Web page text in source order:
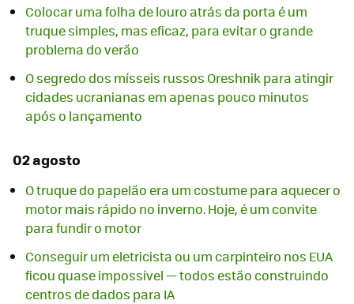
Colocar uma folha de louro atrás da porta é um
truque simples, mas eficaz, para evitar o grande
problema do verão
O segredo dos mísseis russos Oreshnik para atingir
cidades ucranianas em apenas pouco minutos
após o lançamento
02 agosto
O truque do papelão era um costume para aquecer o
motor mais rápido no inverno. Hoje, é um convite
para fundir o motor
Conseguir um eletricista ou um carpinteiro nos EUA
ficou quase impossível — todos estão construindo
centros de dados para IA